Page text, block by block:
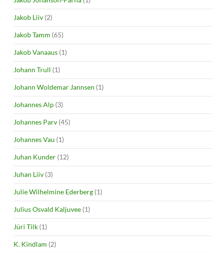
Jakob Liiv (2)
Jakob Tamm (65)
Jakob Vanaaus (1)
Johann Trull (1)
Johann Woldemar Jannsen (1)
Johannes Alp (3)
Johannes Parv (45)
Johannes Vau (1)
Juhan Kunder (12)
Juhan Liiv (3)
Julie Wilhelmine Ederberg (1)
Julius Osvald Kaljuvee (1)
Jüri Tilk (1)
K. Kindlam (2)